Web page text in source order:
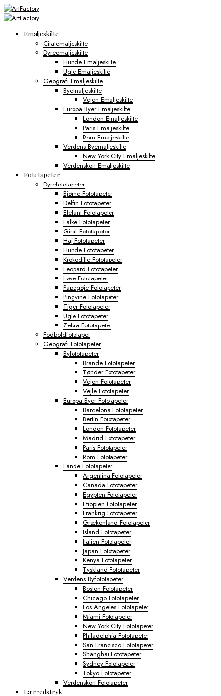
Emaljeskilte
Citatemaljeskilte
Dyreemaljeskilte
Hunde Emaljeskilte
Ugle Emaljeskilte
Geografi Emaljeskilte
Byemaljeskilte
Vejen Emaljeskilte
Europa Byer Emaljeskilte
London Emaljeskilte
Paris Emaljeskilte
Rom Emaljeskilte
Verdens Byemaljeskilte
New York City Emaljeskilte
Verdenskort Emaljeskilte
Fototapeter
Dyrefototapeter
Bjørne Fototapeter
Delfin Fototapeter
Elefant Fototapeter
Falke Fototapeter
Giraf Fototapeter
Haj Fototapeter
Hunde Fototapeter
Krokodille Fototapeter
Leopard Fototapeter
Løve Fototapeter
Papegøje Fototapeter
Pingvine Fototapeter
Tiger Fototapeter
Ugle Fototapeter
Zebra Fototapeter
Fodboldfototapet
Geografi Fototapeter
Byfototapeter
Brande Fototapeter
Tønder Fototapeter
Vejen Fototapeter
Vejle Fototapeter
Europa Byer Fototapeter
Barcelona Fototapeter
Berlin Fototapeter
London Fototapeter
Madrid Fototapeter
Paris Fototapeter
Rom Fototapeter
Lande Fototapeter
Argentina Fototapeter
Canada Fototapeter
Egypten Fototapeter
Etiopien Fototapeter
Frankrig Fototapeter
Grækenland Fototapeter
Island Fototapeter
Italien Fototapeter
Japan Fototapeter
Kenya Fototapeter
Tyskland Fototapeter
Verdens Byfototapeter
Boston Fototapeter
Chicago Fototapeter
Los Angeles Fototapeter
Miami Fototapeter
New York City Fototapeter
Philadelphia Fototapeter
San Francisco Fototapeter
Shanghai Fototapeter
Sydney Fototapeter
Tokyo Fototapeter
Verdenskort Fototapeter
Lærredstryk